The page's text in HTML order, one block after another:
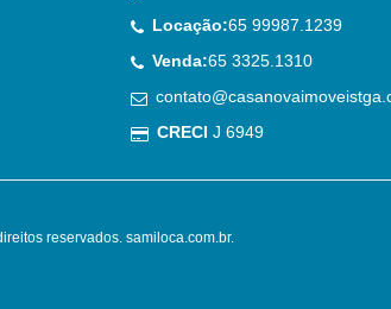
Locação:65 99987.1239
Venda:65 3325.1310
CRECI J 6949
reservados. samiloca.com.br.